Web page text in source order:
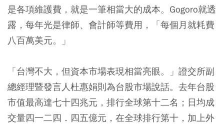
是各項維護費，就是一筆相當大的成本。Gogoro就透
露，每年光是律師、會計師等費用，「每個月就耗費
八百萬美元。」
「台灣不大，但資本市場表現相當亮眼。」證交所副
總經理暨發言人杜惠娟則為台股市場說話。去年台股
市值最高達七十四兆元，排行全球第十二名；日均成
交量四一二四．四五億元，在全球排行第十，加上外